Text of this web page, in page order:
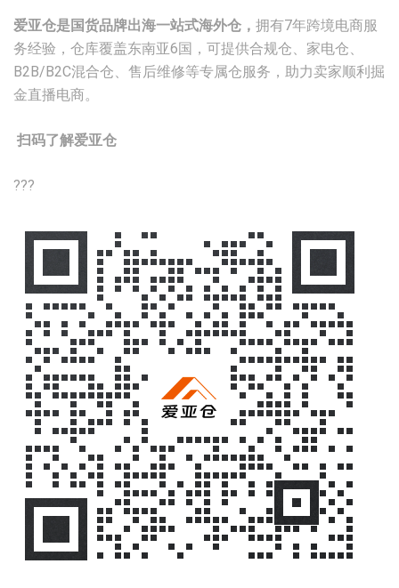
爱亚仓是国货品牌出海一站式海外仓， 拥有7年跨境电商服
务经验，仓库覆盖东南亚6国，可提供合规仓、家电仓、
B2B/B2C混合仓、售后维修等专属仓服务，助力卖家顺利掘
金直播电商。
扫码了解爱亚仓
???